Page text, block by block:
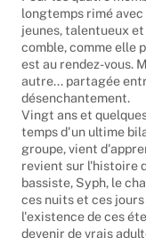
Pour les quatre
longtemps rimé avec
jeunes, talentueux et
comble, comme elle
est au rendez-vous.
autre... partagée
désenchantement.
Vingt ans et
temps d'un ultime
groupe, vient
revient sur l'histoire
bassiste, Syph, le
ces nuits et ces
l'existence de ces